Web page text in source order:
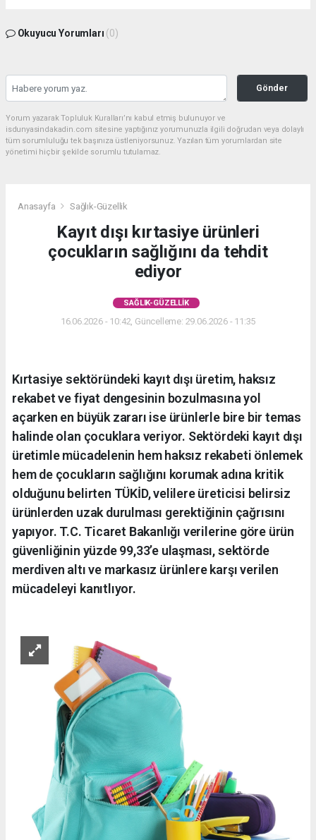
Okuyucu Yorumları (0)
Gönder
Yorum yazarak Topluluk Kuralları’nı kabul etmiş bulunuyor ve
isdunyasindakadin.com sitesine yaptığınız yorumunuzla ilgili doğrudan veya dolaylı
tüm sorumluluğu tek başınıza üstleniyorsunuz. Yazılan tüm yorumlardan site
yönetimi hiçbir şekilde sorumlu tutulamaz.
Anasayfa Sağlık-Güzellik
Kayıt dışı kırtasiye ürünleri
çocukların sağlığını da tehdit
ediyor
SAĞLIK-GÜZELLIK
16.06.2026 - 10:42, Güncelleme: 29.06.2026 - 11:35
Kırtasiye sektöründeki kayıt dışı üretim, haksız
rekabet ve fiyat dengesinin bozulmasına yol
açarken en büyük zararı ise ürünlerle bire bir temas
halinde olan çocuklara veriyor. Sektördeki kayıt dışı
üretimle mücadelenin hem haksız rekabeti önlemek
hem de çocukların sağlığını korumak adına kritik
olduğunu belirten TÜKİD, velilere üreticisi belirsiz
ürünlerden uzak durulması gerektiğinin çağrısını
yapıyor. T.C. Ticaret Bakanlığı verilerine göre ürün
güvenliğinin yüzde 99,33’e ulaşması, sektörde
merdiven altı ve markasız ürünlere karşı verilen
mücadeleyi kanıtlıyor.